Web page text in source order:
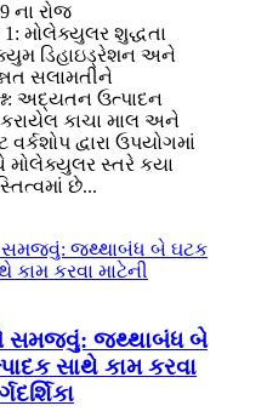
ના રોજ
મોલેક્યુલર શુદ્ધતા
ડિહાઇડ્રેશન અને
સલામતીને
અદ્યતન ઉત્પાદન
કરાયેલ કાચા માલ અને
દ્વારા ઉપયોગમાં
મોલેક્યુલર સ્તરે કયા
છે...
સમજવું: જથ્થાબંધ બે
સાથે કામ કરવા